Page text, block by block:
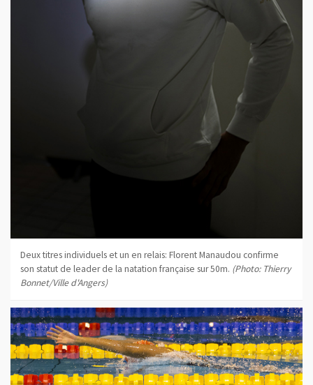
Deux titres individuels et un en relais: Florent Manaudou confirme
son statut de leader de la natation française sur 50m. (Photo: Thierry
Bonnet/Ville d'Angers)